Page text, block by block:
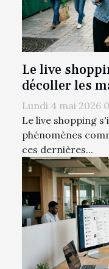
Le live
décoller les
Lundi 4 mai 2026
Le live shopping
phénomènes
ces dernières...